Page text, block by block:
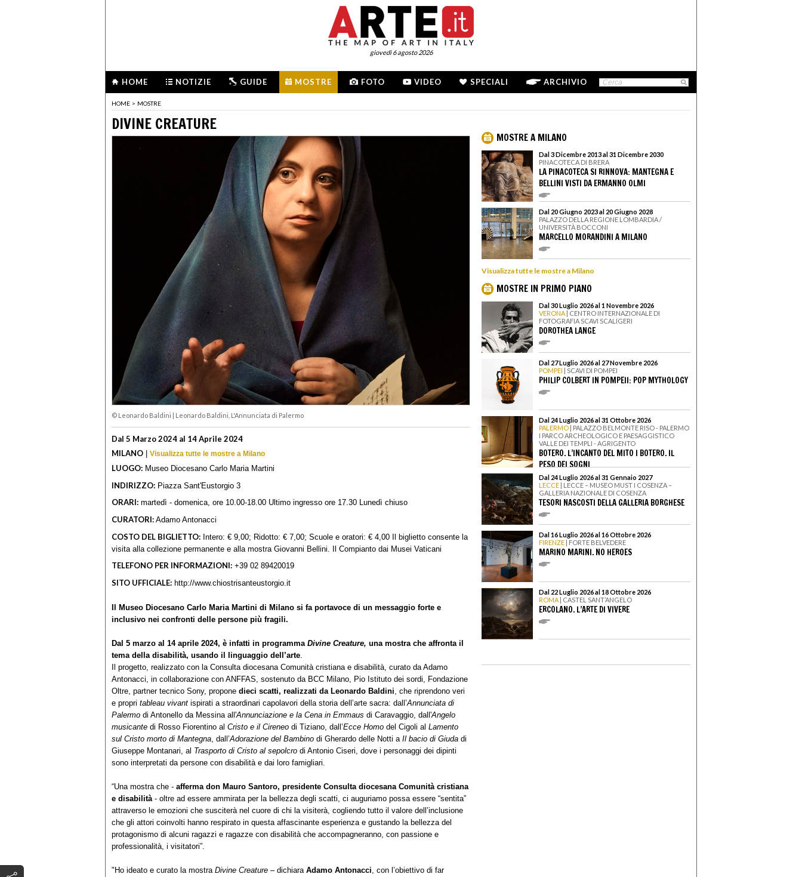
giovedì 6 agosto 2026
HOME NOTIZIE GUIDE MOSTRE FOTO VIDEO SPECIALI ARCHIVIO
HOME > MOSTRE
DIVINE CREATURE
© Leonardo Baldini Leonardo Baldini, L'Annunciata di Palermo
Dal 5 Marzo 2024 al 14 Aprile 2024
MILANO | Visualizza tutte le mostre a Milano
LUOGO: Museo Diocesano Carlo Maria Martini
INDIRIZZO: Piazza Sant'Eustorgio 3
ORARI: martedì - domenica, ore 10.00-18.00 Ultimo ingresso ore 17.30 Lunedì chiuso
CURATORI: Adamo Antonacci
COSTO DEL BIGLIETTO: Intero: € 9,00; Ridotto: € 7,00; Scuole e oratori: € 4,00 Il biglietto consente la
visita alla collezione permanente e alla mostra Giovanni Bellini. Il Compianto dai Musei Vaticani
TELEFONO PER INFORMAZIONI: +39 02 89420019
SITO UFFICIALE: http://www.chiostrisanteustorgio.it
Il Museo Diocesano Carlo Maria Martini di Milano si fa portavoce di un messaggio forte e
inclusivo nei confronti delle persone più fragili.
Dal 5 marzo al 14 aprile 2024, è infatti in programma Divine Creature, una mostra che affronta il
tema della disabilità, usando il linguaggio dell’arte.
Il progetto, realizzato con la Consulta diocesana Comunità cristiana e disabilità, curato da Adamo
Antonacci, in collaborazione con ANFFAS, sostenuto da BCC Milano, Pio Istituto dei sordi, Fondazione
Oltre, partner tecnico Sony, propone dieci scatti, realizzati da Leonardo Baldini, che riprendono veri
e propri tableau vivant ispirati a straordinari capolavori della storia dell’arte sacra: dall’Annunciata di
Palermo di Antonello da Messina all'Annunciazione e la Cena in Emmaus di Caravaggio, dall'Angelo
musicante di Rosso Fiorentino al Cristo e il Cireneo di Tiziano, dall’Ecce Homo del Cigoli al Lamento
sul Cristo morto di Mantegna, dall’Adorazione del Bambino di Gherardo delle Notti a Il bacio di Giuda di
Giuseppe Montanari, al Trasporto di Cristo al sepolcro di Antonio Ciseri, dove i personaggi dei dipinti
sono interpretati da persone con disabilità e dai loro famigliari.
“Una mostra che - afferma don Mauro Santoro, presidente Consulta diocesana Comunità cristiana
e disabilità- oltre ad essere ammirata per la bellezza degli scatti, ci auguriamo possa essere “sentita”
attraverso le emozioni che susciterà nel cuore di chi la visiterà, cogliendo tutto il valore dell’inclusione
che gli attori coinvolti hanno respirato in questa affascinante esperienza e gustando la bellezza del
protagonismo di alcuni ragazzi e ragazze con disabilità che accompagneranno, con passione e
professionalità, i visitatori”.
"Ho ideato e curato la mostra Divine Creature – dichiara Adamo Antonacci, con l’obiettivo di far
MOSTRE A MILANO
Dal 3 Dicembre 2013 al 31 Dicembre 2030
PINACOTECA DI BRERA
LA PINACOTECA SI RINNOVA: MANTEGNA E
BELLINI VISTI DA ERMANNO OLMI
Dal 20 Giugno 2023 al 20 Giugno 2028
PALAZZO DELLA REGIONE LOMBARDIA /
UNIVERSITÀ BOCCONI
MARCELLO MORANDINI A MILANO
Visualizza tutte le mostre a Milano
MOSTRE IN PRIMO PIANO
Dal 30 Luglio 2026 al 1 Novembre 2026
VERONA | CENTRO INTERNAZIONALE DI
FOTOGRAFIA SCAVI SCALIGERI
DOROTHEA LANGE
Dal 27 Luglio 2026 al 27 Novembre 2026
POMPEI | SCAVI DI POMPEI
PHILIP COLBERT IN POMPEII: POP MYTHOLOGY
Dal 24 Luglio 2026 al 31 Ottobre 2026
PALERMO | PALAZZO BELMONTE RISO - PALERMO
I PARCO ARCHEOLOGICO E PAESAGGISTICO
VALLE DEI TEMPLI - AGRIGENTO
BOTERO. L’INCANTO DEL MITO I BOTERO. IL
PESO DEI SOGNI
Dal 24 Luglio 2026 al 31 Gennaio 2027
LECCE | LECCE – MUSEO MUST I COSENZA –
GALLERIA NAZIONALE DI COSENZA
TESORI NASCOSTI DELLA GALLERIA BORGHESE
Dal 16 Luglio 2026 al 16 Ottobre 2026
FIRENZE | FORTE BELVEDERE
MARINO MARINI. NO HEROES
Dal 22 Luglio 2026 al 18 Ottobre 2026
ROMA | CASTEL SANT’ANGELO
ERCOLANO. L’ARTE DI VIVERE